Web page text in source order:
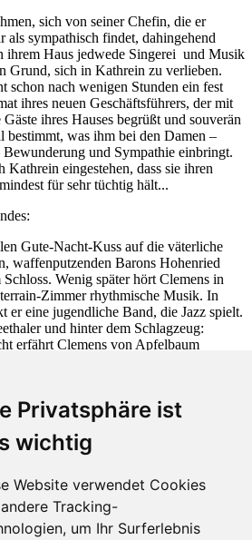
Privatsphäre ist
wichtig
Website verwendet Cookies
Tracking-
um Ihr Surferlebnis
sich von seiner Chefin, die er
sympathisch findet, dahingehend
ihrem Haus jedwede Singerei und Musik
Grund, sich in Kathrein zu verlieben.
schon nach wenigen Stunden ein fest
ihres neuen Geschäftsführers, der mit
ihres Hauses begrüßt und souverän
bestimmt, was ihm bei den Damen –
und Sympathie einbringt.
Kathrein eingestehen, dass sie ihren
für sehr tüchtig hält...
Gute-Nacht-Kuss auf die väterliche
waffenputzenden Barons Hohenried
Wenig später hört Clemens in
Zimmer rhythmische Musik. In
er eine jugendliche Band, die Jazz spielt.
und hinter dem Schlagzeug:
erfährt Clemens von Apfelbaum
war ein berühmter Sänger, der ihre
Kathreins feindliche
und Musik.
nach der Insel Mainau und Bregenz
einander näher, wobei es Clemens als
dass Kathrein sich vom Zauber der
zeigt. Um sein dankbar
gefährden, wagt Clemens es nicht,
auch seinen Schwindel zu